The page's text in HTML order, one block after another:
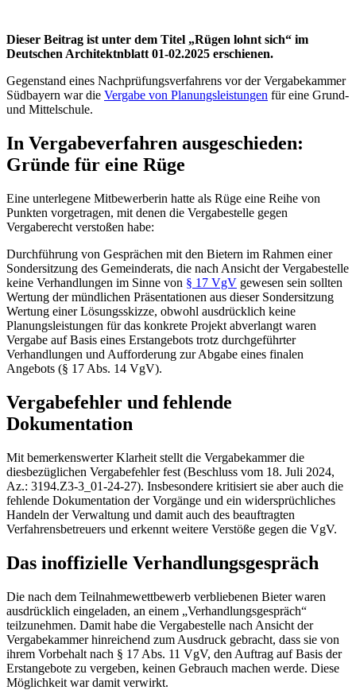
Dieser Beitrag ist unter dem Titel „Rügen lohnt sich“ im
Deutschen Architektnblatt 01-02.2025 erschienen.
Gegenstand eines Nachprüfungsverfahrens vor der Vergabekammer
Südbayern war die Vergabe von Planungsleistungen für eine Grund-
und Mittelschule.
In Vergabeverfahren ausgeschieden:
Gründe für eine Rüge
Eine unterlegene Mitbewerberin hatte als Rüge eine Reihe von
Punkten vorgetragen, mit denen die Vergabestelle gegen
Vergaberecht verstoßen habe:
Durchführung von Gesprächen mit den Bietern im Rahmen einer
Sondersitzung des Gemeinderats, die nach Ansicht der Vergabestelle
keine Verhandlungen im Sinne von § 17 VgV gewesen sein sollten
Wertung der mündlichen Präsentationen aus dieser Sondersitzung
Wertung einer Lösungsskizze, obwohl ausdrücklich keine
Planungsleistungen für das konkrete Projekt abverlangt waren
Vergabe auf Basis eines Erstangebots trotz durchgeführter
Verhandlungen und Aufforderung zur Abgabe eines finalen
Angebots (§ 17 Abs. 14 VgV).
Vergabefehler und fehlende
Dokumentation
Mit bemerkenswerter Klarheit stellt die Vergabekammer die
diesbezüglichen Vergabefehler fest (Beschluss vom 18. Juli 2024,
Az.: 3194.Z3-3_01-24-27). Insbesondere kritisiert sie aber auch die
fehlende Dokumentation der Vorgänge und ein widersprüchliches
Handeln der Verwaltung und damit auch des beauftragten
Verfahrensbetreuers und erkennt weitere Verstöße gegen die VgV.
Das inoffizielle Verhandlungsgespräch
Die nach dem Teilnahmewettbewerb verbliebenen Bieter waren
ausdrücklich eingeladen, an einem „Verhandlungsgespräch“
teilzunehmen. Damit habe die Vergabestelle nach Ansicht der
Vergabekammer hinreichend zum Ausdruck gebracht, dass sie von
ihrem Vorbehalt nach § 17 Abs. 11 VgV, den Auftrag auf Basis der
Erstangebote zu vergeben, keinen Gebrauch machen werde. Diese
Möglichkeit war damit verwirkt.